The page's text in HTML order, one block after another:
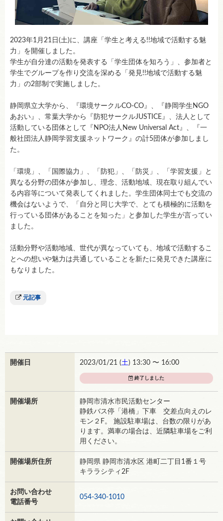
2023年1月21日(土)に、講座「学生と考える!!地域で活動する魅
力」を開催しました。
学生が自分達の活動を発表する「学生団体を知ろう」、参加者と
学生でグループを作り交流を深める「発見!!地域で活動する魅
力」の2部制で実施しました。
静岡県立大学から、『環境サークルCO-CO』、『静岡学生NGO
あおい』、常葉大学から『防犯サークルJUSTICE』、法人として
活動している団体として『NPO法人New Universal Act』、『一
般社団法人静岡学習支援ネットワーク』の計5団体が参加しまし
た。
「環境」、「国際協力」、「防犯」、「防災」、「学習支援」と
異なる分野の団体が参加し、理念、活動地域、現在取り組んでい
る内容等について発表してくれました。学生団体同士でも交流の
機会はないようで、「自分と同じ大学で、とても積極的に活動を
行っている団体があることを知った」と参加した学生が言ってい
ました。
活動分野や活動地域、世代が異なっていても、地域で活動するこ
とへの想いや魅力は共通していることを新たに発見できた講座に
もなりました。
元記事
開催日 2023/01/21 (土) 13:30 〜 16:00
終了しました
開催場所
静岡市清水市民活動センター
静鉄バス停「港橋」下車 交差点向えのレ
モン２F。 施設駐車場は、台数の限りがあ
ります。満車の場合は、近隣駐車場をご利
用ください。
開催場所住所
静岡県 静岡市清水区 港町二丁目1番１号
キララシティ2F
お問い合わせ
電話番号
054-340-1010